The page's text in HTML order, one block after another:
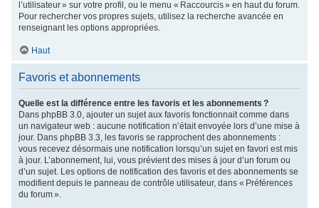
l’utilisateur » sur votre profil, ou le menu « Raccourcis » en haut du forum.
Pour rechercher vos propres sujets, utilisez la recherche avancée en
renseignant les options appropriées.
Haut
Favoris et abonnements
Quelle est la différence entre les favoris et les abonnements ?
Dans phpBB 3.0, ajouter un sujet aux favoris fonctionnait comme dans
un navigateur web : aucune notification n’était envoyée lors d’une mise à
jour. Dans phpBB 3.3, les favoris se rapprochent des abonnements :
vous recevez désormais une notification lorsqu’un sujet en favori est mis
à jour. L’abonnement, lui, vous prévient des mises à jour d’un forum ou
d’un sujet. Les options de notification des favoris et des abonnements se
modifient depuis le panneau de contrôle utilisateur, dans « Préférences
du forum ».